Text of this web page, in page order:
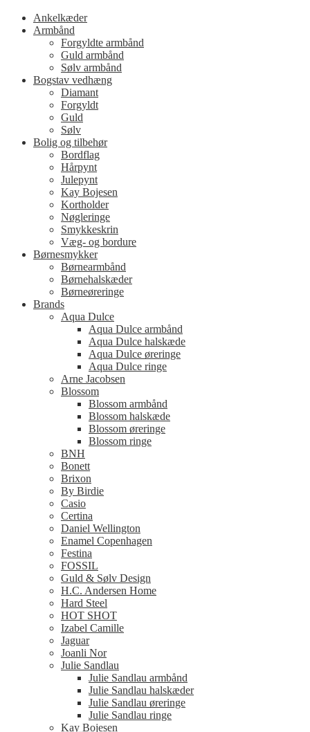
Ankelkæder
Armbånd
Forgyldte armbånd
Guld armbånd
Sølv armbånd
Bogstav vedhæng
Diamant
Forgyldt
Guld
Sølv
Bolig og tilbehør
Bordflag
Hårpynt
Julepynt
Kay Bojesen
Kortholder
Nøgleringe
Smykkeskrin
Væg- og bordure
Børnesmykker
Børnearmbånd
Børnehalskæder
Børneøreringe
Brands
Aqua Dulce
Aqua Dulce armbånd
Aqua Dulce halskæde
Aqua Dulce øreringe
Aqua Dulce ringe
Arne Jacobsen
Blossom
Blossom armbånd
Blossom halskæde
Blossom øreringe
Blossom ringe
BNH
Bonett
Brixon
By Birdie
Casio
Certina
Daniel Wellington
Enamel Copenhagen
Festina
FOSSIL
Guld & Sølv Design
H.C. Andersen Home
Hard Steel
HOT SHOT
Izabel Camille
Jaguar
Joanli Nor
Julie Sandlau
Julie Sandlau armbånd
Julie Sandlau halskæder
Julie Sandlau øreringe
Julie Sandlau ringe
Kay Bojesen